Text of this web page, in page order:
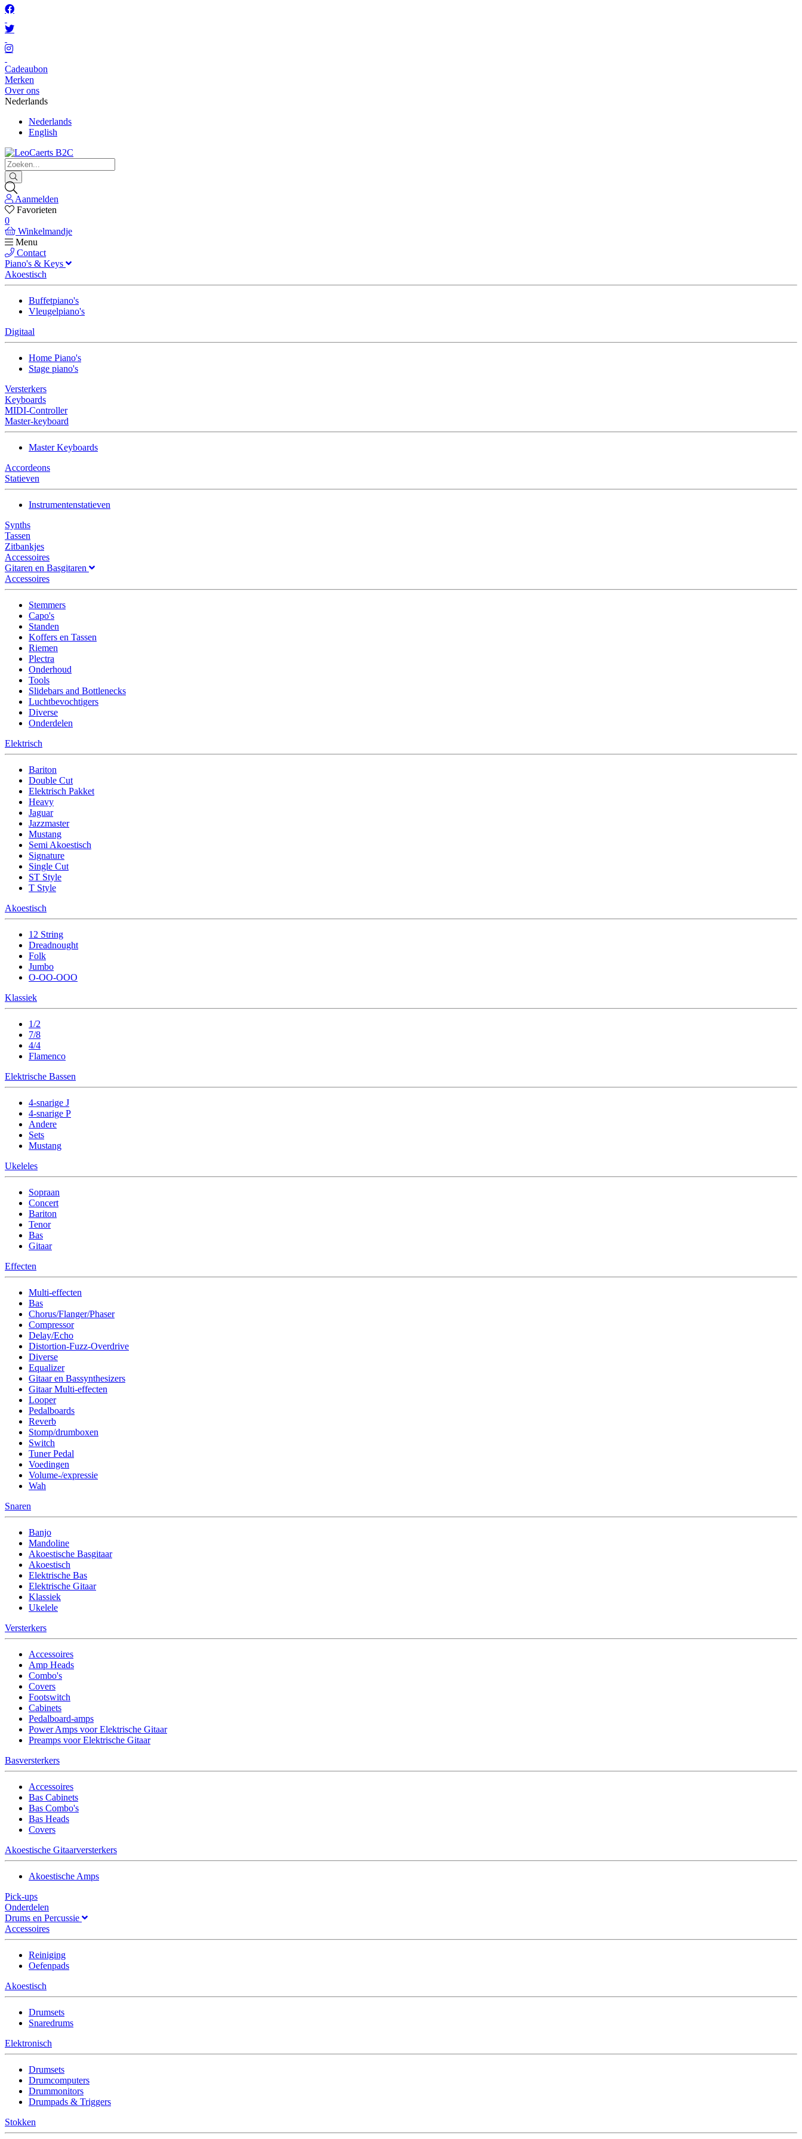
Cadeaubon
Merken
Over ons
Nederlands
Nederlands
English
Aanmelden
Favorieten
0
Winkelmandje
Menu
Contact
Piano's & Keys
Akoestisch
Buffetpiano's
Vleugelpiano's
Digitaal
Home Piano's
Stage piano's
Versterkers
Keyboards
MIDI-Controller
Master-keyboard
Master Keyboards
Accordeons
Statieven
Instrumentenstatieven
Synths
Tassen
Zitbankjes
Accessoires
Gitaren en Basgitaren
Accessoires
Stemmers
Capo's
Standen
Koffers en Tassen
Riemen
Plectra
Onderhoud
Tools
Slidebars and Bottlenecks
Luchtbevochtigers
Diverse
Onderdelen
Elektrisch
Bariton
Double Cut
Elektrisch Pakket
Heavy
Jaguar
Jazzmaster
Mustang
Semi Akoestisch
Signature
Single Cut
ST Style
T Style
Akoestisch
12 String
Dreadnought
Folk
Jumbo
O-OO-OOO
Klassiek
1/2
7/8
4/4
Flamenco
Elektrische Bassen
4-snarige J
4-snarige P
Andere
Sets
Mustang
Ukeleles
Sopraan
Concert
Bariton
Tenor
Bas
Gitaar
Effecten
Multi-effecten
Bas
Chorus/Flanger/Phaser
Compressor
Delay/Echo
Distortion-Fuzz-Overdrive
Diverse
Equalizer
Gitaar en Bassynthesizers
Gitaar Multi-effecten
Looper
Pedalboards
Reverb
Stomp/drumboxen
Switch
Tuner Pedal
Voedingen
Volume-/expressie
Wah
Snaren
Banjo
Mandoline
Akoestische Basgitaar
Akoestisch
Elektrische Bas
Elektrische Gitaar
Klassiek
Ukelele
Versterkers
Accessoires
Amp Heads
Combo's
Covers
Footswitch
Cabinets
Pedalboard-amps
Power Amps voor Elektrische Gitaar
Preamps voor Elektrische Gitaar
Basversterkers
Accessoires
Bas Cabinets
Bas Combo's
Bas Heads
Covers
Akoestische Gitaarversterkers
Akoestische Amps
Pick-ups
Onderdelen
Drums en Percussie
Accessoires
Reiniging
Oefenpads
Akoestisch
Drumsets
Snaredrums
Elektronisch
Drumsets
Drumcomputers
Drummonitors
Drumpads & Triggers
Stokken